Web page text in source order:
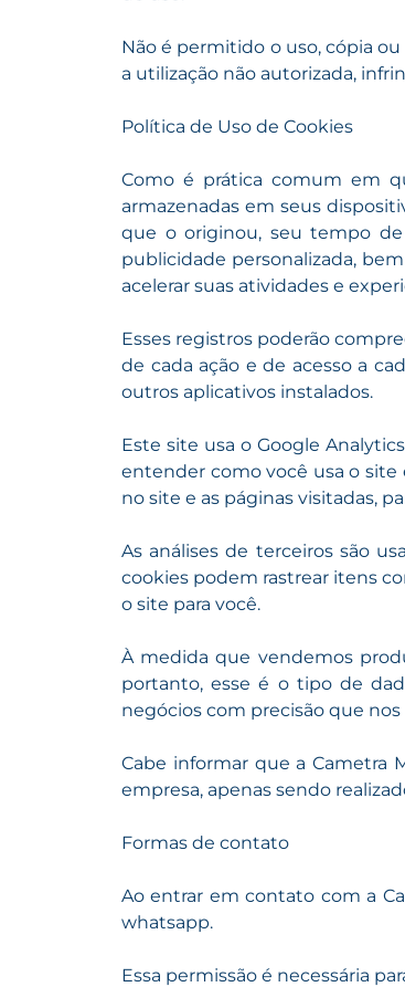
Não é permitido o uso, cópia
a utilização não autorizada,
Política de Uso de Cookies
Como é prática comum em
armazenadas em seus
que o originou, seu tempo de
publicidade personalizada,
acelerar suas atividades e
Esses registros poderão
de cada ação e de acesso a
outros aplicativos instalados.
Este site usa o Google
entender como você usa o site
no site e as páginas visitadas,
As análises de terceiros são
cookies podem rastrear itens
o site para você.
À medida que vendemos
portanto, esse é o tipo de
negócios com precisão que
Cabe informar que a Cametra
empresa, apenas sendo
Formas de contato
Ao entrar em contato com a
whatsapp.
Essa permissão é necessária